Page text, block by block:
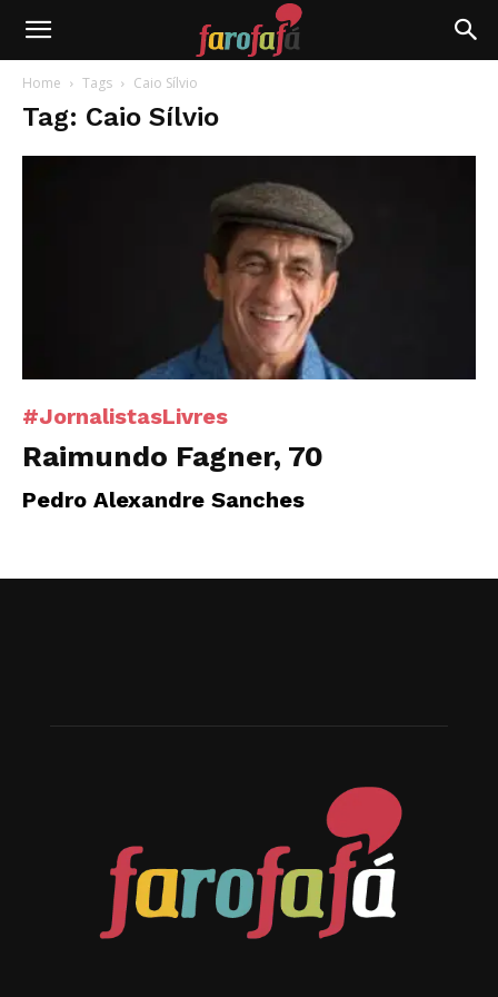
Farofafá
Home Tags Caio Sílvio
Tag: Caio Sílvio
#JornalistasLivres
Raimundo Fagner, 70
Pedro Alexandre Sanches